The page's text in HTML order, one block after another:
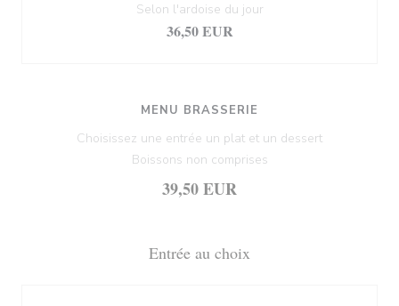
Selon l'ardoise du jour
36,50 EUR
MENU BRASSERIE
Choisissez une entrée un plat et un dessert
Boissons non comprises
39,50 EUR
Entrée au choix